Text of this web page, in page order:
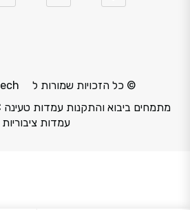
© כל הזכויות שמורות ל
עמדות ציבוריות